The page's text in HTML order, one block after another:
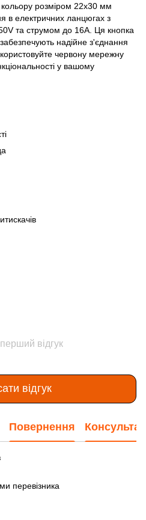
розміром 22х30 мм
в електричних ланцюгах з
та струмом до 16A. Ця кнопка
надійне з'єднання
червону мережну
у вашому
відгук
відгук
Повернення
перевізника